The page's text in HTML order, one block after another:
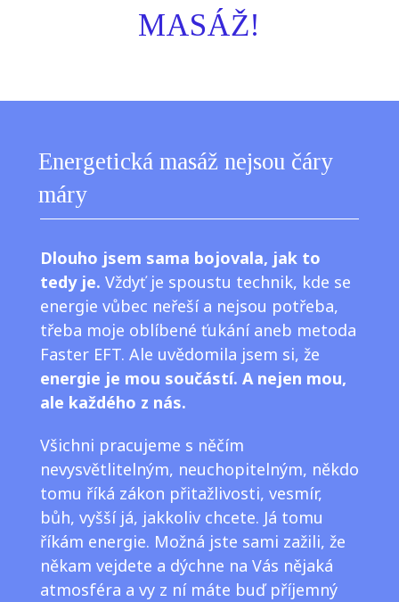
MASÁŽ!
Energetická masáž nejsou čáry
máry
Dlouho jsem sama bojovala, jak to
tedy je. Vždyť je spoustu technik, kde se
energie vůbec neřeší a nejsou potřeba,
třeba moje oblíbené ťukání aneb metoda
Faster EFT. Ale uvědomila jsem si, že
energie je mou součástí. A nejen mou,
ale každého z nás.
Všichni pracujeme s něčím
nevysvětlitelným, neuchopitelným, někdo
tomu říká zákon přitažlivosti, vesmír,
bůh, vyšší já, jakkoliv chcete. Já tomu
říkám energie. Možná jste sami zažili, že
někam vejdete a dýchne na Vás nějaká
atmosféra a vy z ní máte buď příjemný